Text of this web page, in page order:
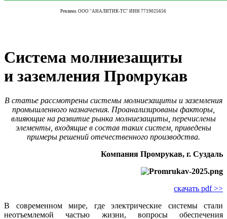
Реклама. ООО "АНАЛИТИК-ТС" ИНН 7719025656
Система молниезащиты
и заземления Промрукав
В статье рассмотрены системы молниезащиты и заземления
промышленного назначения. Проанализированы факторы,
влияющие на развитие рынка молниезащиты, перечислены
элементы, входящие в состав таких систем, приведены
примеры решений отечественного производства.
Компания Промрукав, г. Суздаль
скачать pdf >>
В современном ми­ре, где электрические системы стали
неотъемлемой частью жизни, вопросы обеспечения